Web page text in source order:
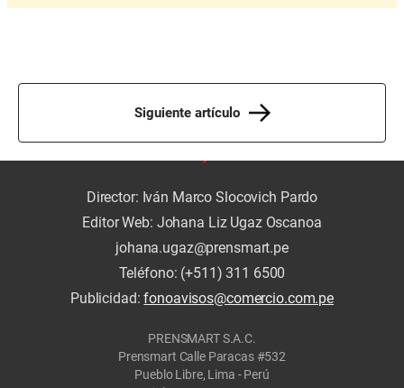
Siguiente artículo
Director: Iván Marco Slocovich Pardo
Editor Web: Johana Liz Ugaz Oscanoa
johana.ugaz@prensmart.pe
Teléfono: (+511) 311 6500
Publicidad:fonoavisos@comercio.com.pe
PRENSMART S.A.C.
Prensmart Calle Paracas #532
Pueblo Libre, Lima - Perú